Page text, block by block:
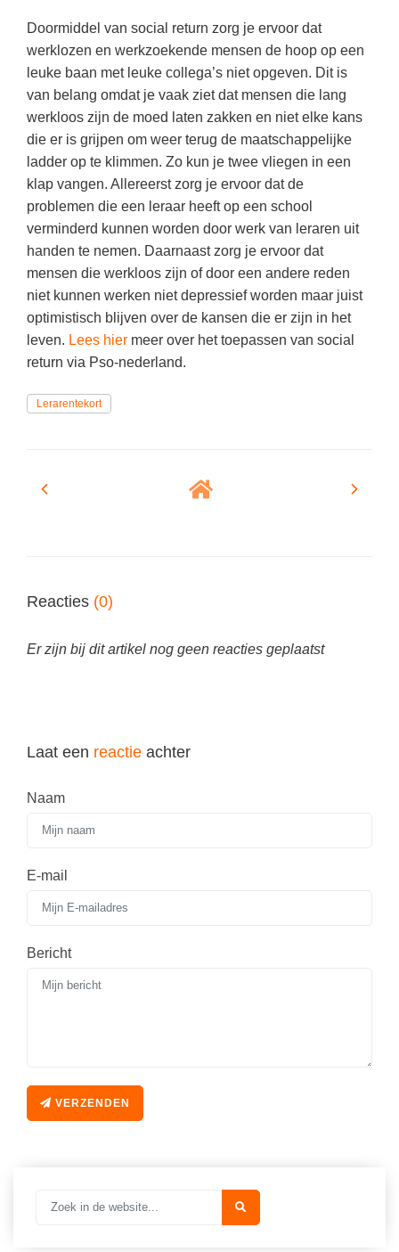
Kerstfeest
Kinderboekenweek
Kleurplaten
Mediawijsheid
Nieuws
Onderwijsprijs
Ruimte
Schoolreisideeën
Schoolspullen
Seizoenen
Seksualiteit
Taalvaardigheid
Vakoverstijgend
Verzorging
MEER...
AI voor het onderwijs
Kruiswoordpuzzels
Onderwijslonen
Vrijeschoolonderwijs
Montessori onderwijs
Jenaplanonderwijs
Daltononderwijs
Onderwijsvacatures
Studieschuld & Hypotheek
Nieuwsbrief archief
Doormiddel van social return zorg je ervoor dat
werklozen en werkzoekende mensen de hoop op een
leuke baan met leuke collega’s niet opgeven. Dit is
van belang omdat je vaak ziet dat mensen die lang
werkloos zijn de moed laten zakken en niet elke kans
die er is grijpen om weer terug de maatschappelijke
ladder op te klimmen. Zo kun je twee vliegen in een
klap vangen. Allereerst zorg je ervoor dat de
problemen die een leraar heeft op een school
verminderd kunnen worden door werk van leraren uit
handen te nemen. Daarnaast zorg je ervoor dat
mensen die werkloos zijn of door een andere reden
niet kunnen werken niet depressief worden maar juist
optimistisch blijven over de kansen die er zijn in het
leven. Lees hier meer over het toepassen van social
return via Pso-nederland.
Lerarentekort
Reacties (0)
Er zijn bij dit artikel nog geen reacties geplaatst
Laat een reactie achter
Naam
E-mail
Bericht
VERZENDEN